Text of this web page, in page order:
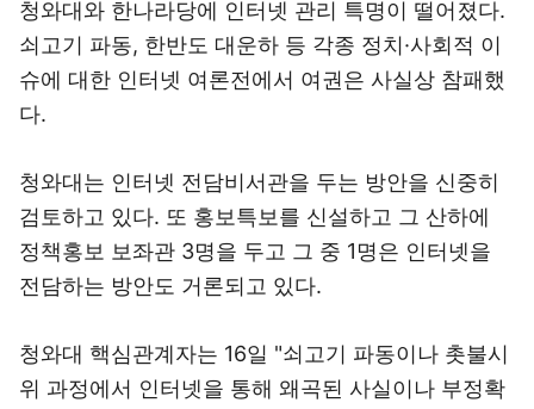
청와대와 한나라당에 인터넷 관리 특명이 떨어졌다.
쇠고기 파동, 한반도 대운하 등 각종 정치·사회적 이
슈에 대한 인터넷 여론전에서 여권은 사실상 참패했
다.
청와대는 인터넷 전담비서관을 두는 방안을 신중히
검토하고 있다. 또 홍보특보를 신설하고 그 산하에
정책홍보 보좌관 3명을 두고 그 중 1명은 인터넷을
전담하는 방안도 거론되고 있다.
청와대 핵심관계자는 16일 "쇠고기 파동이나 촛불시
위 과정에서 인터넷을 통해 왜곡된 사실이나 부정확